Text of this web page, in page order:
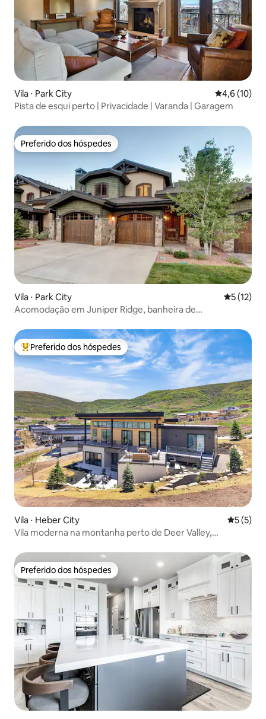
Vila ⋅ Park City 4,6 de uma
4,6 (10)
Pista de esqui perto | Privacidade | Varanda | Garagem
Preferido dos hóspedes
Preferido dos hóspedes
Vila ⋅ Park City 5 de uma
5 (12)
Acomodação em Juniper Ridge, banheira de
Entre os melhores preferidos dos hóspedes
Preferido dos hóspedes
Vila ⋅ Heber City 5 de
5 (5)
Vila moderna na montanha perto de Deer Valley,
Preferido dos hóspedes
Preferido dos hóspedes